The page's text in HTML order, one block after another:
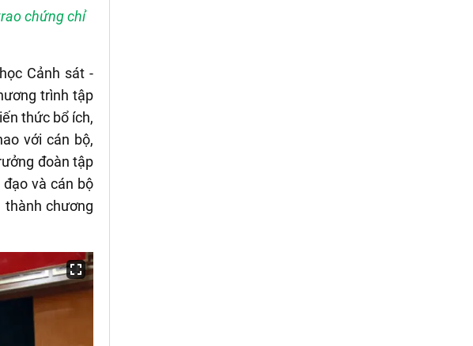
chứng chỉ
Cảnh sát -
trình tập
thức bổ ích,
với cán bộ,
đoàn tập
và cán bộ
chương